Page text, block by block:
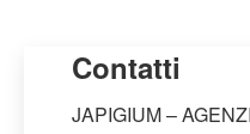
Contatti
JAPIGIUM –